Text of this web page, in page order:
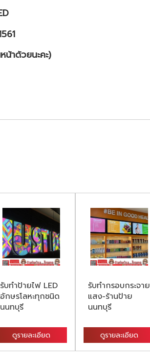
าด้วยนะคะ)
รับทำป้ายไฟ LED
อักษรโลหะทุกชนิด
นนทบุรี
ดูรายละเอียด
รับทำกรอบกระจาย
แสง-ร้านป้าย
นนทบุรี
ดูรายละเอียด